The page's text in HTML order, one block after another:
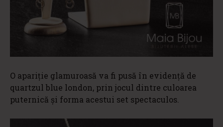
O apariție glamuroasă va fi pusă în evidență de
quartzul blue london, prin jocul dintre culoarea
puternică și forma acestui set spectaculos.